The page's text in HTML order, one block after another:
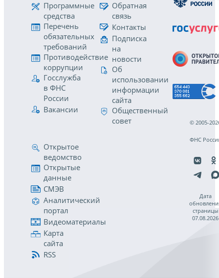
Программные
средства
Перечень
обязательных
требований
Противодействие
коррупции
Госслужба
в ФНС
России
Вакансии
Обратная
связь
Контакты
Подписка
на
новости
Об
использовании
информации
сайта
Общественный
совет
Открытое
ведомство
Открытые
данные
СМЭВ
Аналитический
портал
Видеоматериалы
Карта
сайта
RSS
© 2005-
ФНС
Дата
страницы
07.08.2026